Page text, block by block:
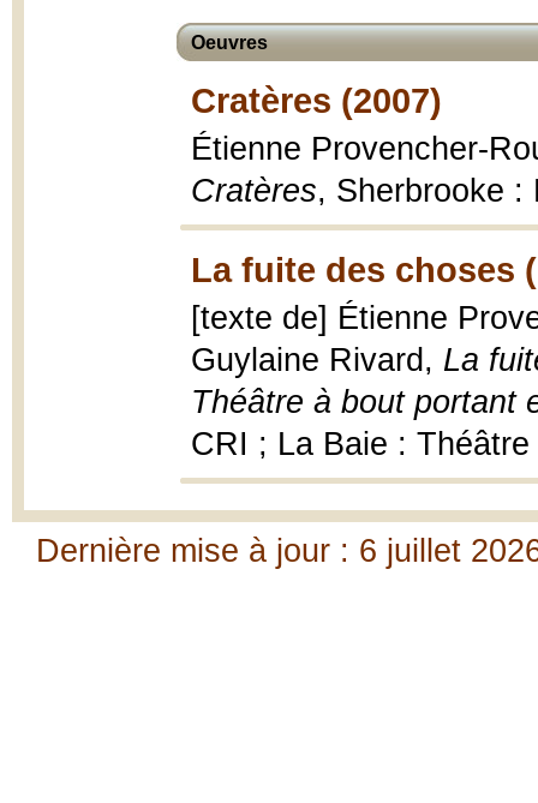
Oeuvres
Cratères (2007)
Étienne Provencher-
Cratères, Sherbrooke :
La fuite des choses
[texte de] Étienne
Guylaine Rivard, La
Théâtre à bout portant
CRI ; La Baie :
Dernière mise à jour : 6 juillet